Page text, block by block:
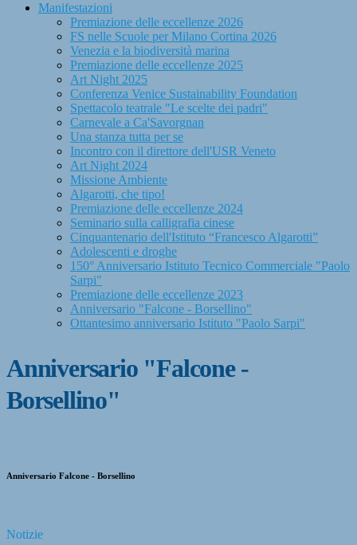
Manifestazioni
Premiazione delle eccellenze 2026
FS nelle Scuole per Milano Cortina 2026
Venezia e la biodiversità marina
Premiazione delle eccellenze 2025
Art Night 2025
Conferenza Venice Sustainability Foundation
Spettacolo teatrale "Le scelte dei padri"
Carnevale a Ca'Savorgnan
Una stanza tutta per se
Incontro con il direttore dell'USR Veneto
Art Night 2024
Missione Ambiente
Algarotti, che tipo!
Premiazione delle eccellenze 2024
Seminario sulla calligrafia cinese
Cinquantenario dell'Istituto “Francesco Algarotti”
Adolescenti e droghe
150° Anniversario Istituto Tecnico Commerciale "Paolo
Sarpi"
Premiazione delle eccellenze 2023
Anniversario "Falcone - Borsellino"
Ottantesimo anniversario Istituto "Paolo Sarpi"
Anniversario "Falcone -
Borsellino"
Anniversario Falcone - Borsellino
Notizie